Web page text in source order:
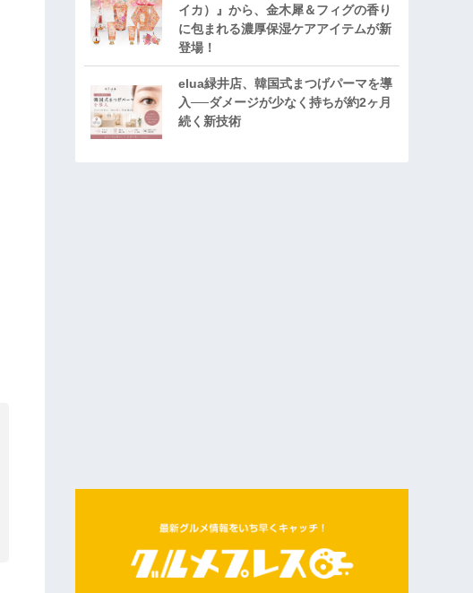
イカ）』から、金木犀＆フィグの香り
に包まれる濃厚保湿ケアアイテムが新
登場！
elua緑井店、韓国式まつげパーマを導
入──ダメージが少なく持ちが約2ヶ月
続く新技術